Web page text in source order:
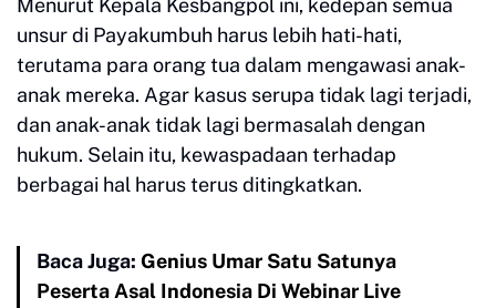
Menurut Kepala Kesbangpol ini, kedepan semua
unsur di Payakumbuh harus lebih hati-hati,
terutama para orang tua dalam mengawasi anak-
anak mereka. Agar kasus serupa tidak lagi terjadi,
dan anak-anak tidak lagi bermasalah dengan
hukum. Selain itu, kewaspadaan terhadap
berbagai hal harus terus ditingkatkan.
Baca Juga: Genius Umar Satu Satunya
Peserta Asal Indonesia Di Webinar Live